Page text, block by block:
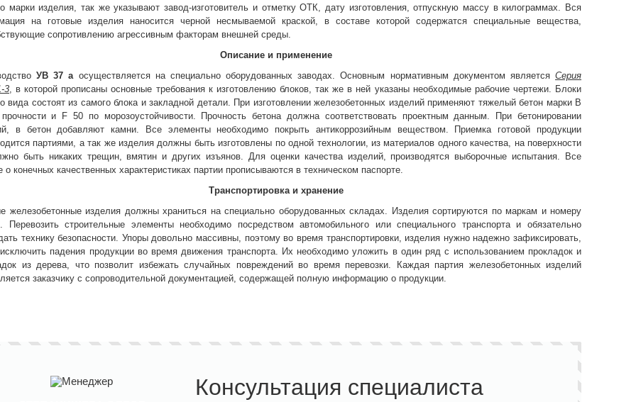
марки изделия, так же указывают завод-изготовитель и отметку ОТК, дату изготовления, отпускную массу в килограммах. Вся
на готовые изделия наносится черной несмываемой краской, в составе которой содержатся специальные вещества,
сопротивлению агрессивным факторам внешней среды.
Описание и применение
УВ 37 аосуществляется на специально оборудованных заводах. Основным нормативным документом являетсяСерия
3, в которой прописаны основные требования к изготовлению блоков, так же в ней указаны необходимые рабочие чертежи. Блоки
вида состоят из самого блока и закладной детали. При изготовлении железобетонных изделий применяют тяжелый бетон марки B
и F 50 по морозоустойчивости. Прочность бетона должна соответствовать проектным данным. При бетонировании
в бетон добавляют камни. Все элементы необходимо покрыть антикоррозийным веществом. Приемка готовой продукции
партиями, а так же изделия должны быть изготовлены по одной технологии, из материалов одного качества, на поверхности
быть никаких трещин, вмятин и других изъянов. Для оценки качества изделий, производятся выборочные испытания. Все
о конечных качественных характеристиках партии прописываются в техническом паспорте.
Транспортировка и хранение
железобетонные изделия должны храниться на специально оборудованных складах. Изделия сортируются по маркам и номеру
Перевозить строительные элементы необходимо посредством автомобильного или специального транспорта и обязательно
технику безопасности. Упоры довольно массивны, поэтому во время транспортировки, изделия нужно надежно зафиксировать,
падения продукции во время движения транспорта. Их необходимо уложить в один ряд с использованием прокладок и
из дерева, что позволит избежать случайных повреждений во время перевозки. Каждая партия железобетонных изделий
заказчику с сопроводительной документацией, содержащей полную информацию о продукции.
Консультация специалиста